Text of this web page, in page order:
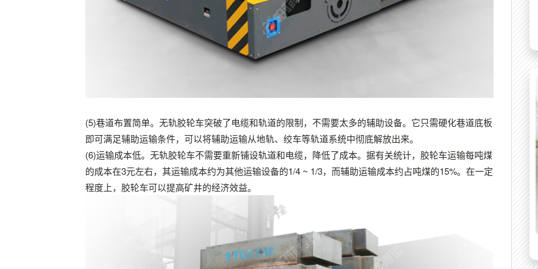
(5)巷道布置简单。无轨胶轮车突破了电缆和轨道的限制，不需要太多的辅助设备。它只需硬化巷道底板
即可满足辅助运输条件，可以将辅助运输从地轨、绞车等轨道系统中彻底解放出来。
(6)运输成本低。无轨胶轮车不需要重新铺设轨道和电缆，降低了成本。据有关统计，胶轮车运输每吨煤
的成本在3元左右，其运输成本约为其他运输设备的1/4 ~ 1/3，而辅助运输成本约占吨煤的15%。在一定
程度上，胶轮车可以提高矿井的经济效益。